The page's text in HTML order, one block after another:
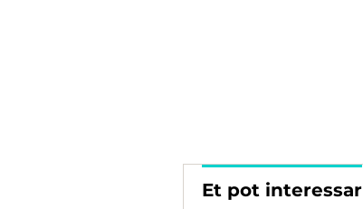
Et pot interessar